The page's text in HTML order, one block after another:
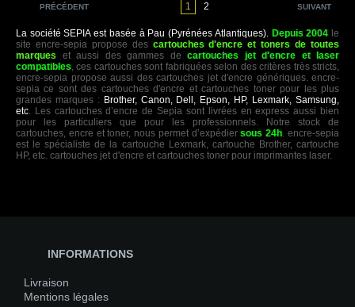
PRÉCÉDENT 1 2 SUIVANT
La société SEPIA est basée à Pau (Pyrénées Atlantiques). Depuis 2004 le
site encre-sepia propose des cartouches d'encre et toners de toutes
marques et aussi des gammes de cartouches jet d'encre et laser
compatibles, ces cartouches sont fabriquées selon des critères très stricts,
encre-sepia propose aussi des cartouches jet d'encre génériques. encre-
sepia ce sont des cartouches d'encre et cartouches toner pour les plus
grandes marques : Brother, Canon, Dell, Epson, HP, Lexmark, Samsung,
etc. Les cartouches d’encre de Sepia sont livrées en express aussi bien
pour les particuliers que pour les professionnels. Notre stock de
cartouches, encre et toner, nous permet d’expédiersous 24h. encre-sepia
est le spécialiste de la cartouche Lexmark, cartouche Brother, cartouche
HP, etc. cartouches jet d'encre et cartouches toner pour imprimantes laser.
INFORMATIONS
Livraison
Mentions légales